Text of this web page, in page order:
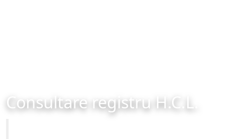
Consultare registru H.C.L.